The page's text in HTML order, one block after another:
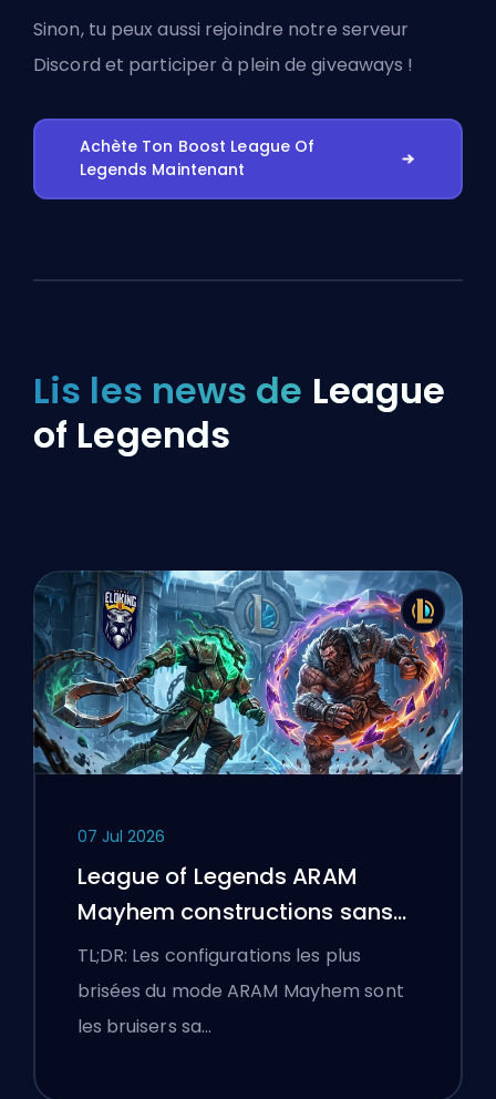
Sinon, tu peux aussi rejoindre notre serveur
Discord et participer à plein de giveaways !
Achète Ton Boost League Of
Legends Maintenant
Lis les news de League
of Legends
07 Jul 2026
League of Legends ARAM
Mayhem constructions sans
bottes
TL;DR: Les configurations les plus
brisées du mode ARAM Mayhem sont
les bruisers sa…